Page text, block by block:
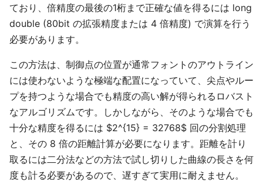
ており、倍精度の最後の1桁まで正確な値を得るには long
double (80bit の拡張精度または 4 倍精度) で演算を行う
必要があります。
この方法は、制御点の位置が通常フォントのアウトライン
には使わないような極端な配置になっていて、尖点やルー
プを持つような場合でも精度の高い解が得られるロバスト
なアルゴリズムです。しかしながら、そのような場合でも
十分な精度を得るには $2^{15} = 32768$ 回の分割処理
と、その 8 倍の距離計算が必要になります。距離を計り
取るには二分法などの方法で試し切りした曲線の長さを何
度も計る必要があるので、遅すぎて実用に耐えません。